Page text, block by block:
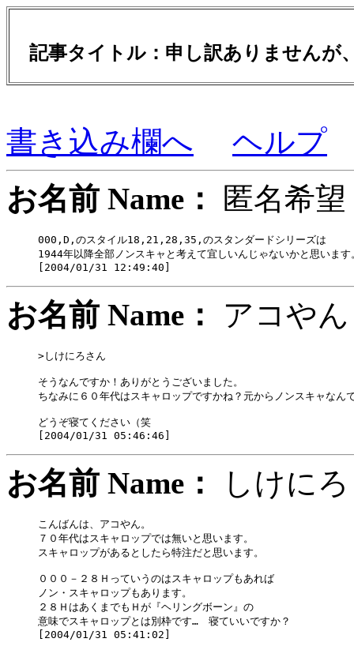
記事タイトル：申し訳ありません
書き込み欄へ
ヘルプ
お名前 Name：
匿名
000,D,のスタイル18,21,28,35,のスタンダードシリーズは
1944年以降全部ノンスキャと考えて宜しいんじゃないかと思います
お名前 Name： アコ
>しけにろさん
そうなんですか！ありがとうございました。
ちなみに６０年代はスキャロップですかね？元からノンスキャなん
どうぞ寝てください（笑
お名前 Name： しけ
こんばんは、アコやん。
７０年代はスキャロップでは無いと思います。
スキャロップがあるとしたら特注だと思います。
０００－２８Ｈっていうのはスキャロップもあれば
ノン・スキャロップもあります。
２８ＨはあくまでもＨが『ヘリングボーン』の
意味でスキャロップとは別枠です…　寝ていいですか？